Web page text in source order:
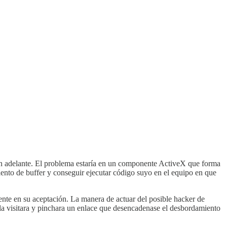
adelante. El problema estaría en un componente ActiveX que forma
de buffer y conseguir ejecutar código suyo en el equipo en que
en su aceptación. La manera de actuar del posible hacker de
y pinchara un enlace que desencadenase el desbordamiento